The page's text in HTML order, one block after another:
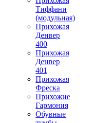
Тиффани
(модульная)
Прихожая
Денвер
400
Прихожая
Денвер
401
Прихожая
Фреска
Прихожие
Гармония
Обувные